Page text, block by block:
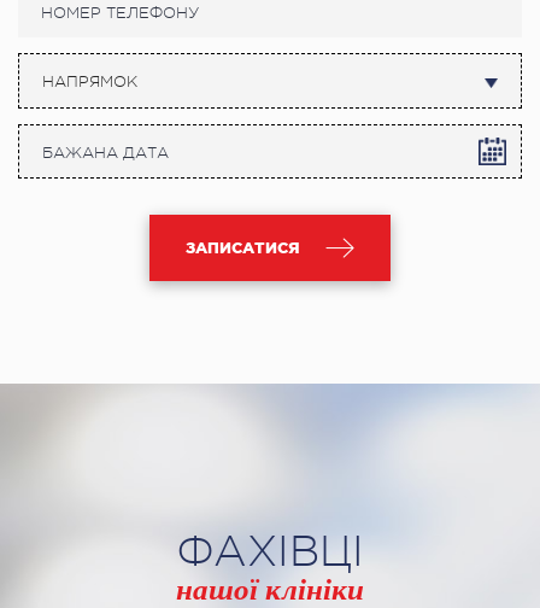
НАПРЯМОК
ЗАПИСАТИСЯ
ФАХІВЦІ
нашої клініки